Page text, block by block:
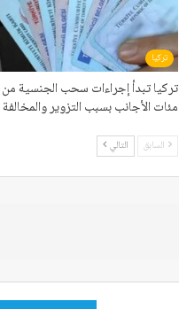
تركيا
تركيا تبدأ إجراءات سحب الجنسية من
مئات الأجانب بسبب التزوير والمخالفة
السابق التالي